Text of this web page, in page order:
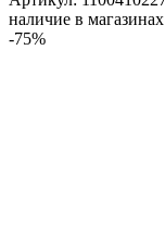
наличие в магазинах
-75%